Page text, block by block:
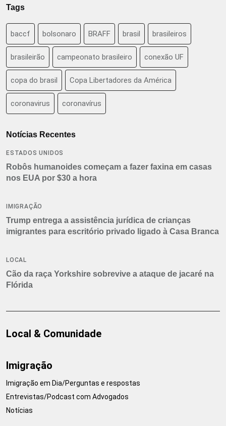
Tags
baccf bolsonaro BRAFF brasil brasileiros
brasileirão campeonato brasileiro conexão UF
copa do brasil Copa Libertadores da América
coronavirus coronavírus
Notícias Recentes
ESTADOS UNIDOS
Robôs humanoides começam a fazer faxina em casas
nos EUA por $30 a hora
IMIGRAÇÃO
Trump entrega a assistência jurídica de crianças
imigrantes para escritório privado ligado à Casa Branca
LOCAL
Cão da raça Yorkshire sobrevive a ataque de jacaré na
Flórida
Local & Comunidade
Imigração
Imigração em Dia/Perguntas e respostas
Entrevistas/Podcast com Advogados
Notícias